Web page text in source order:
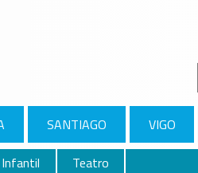
SANTIAGO VIGO
Infantil
Teatro